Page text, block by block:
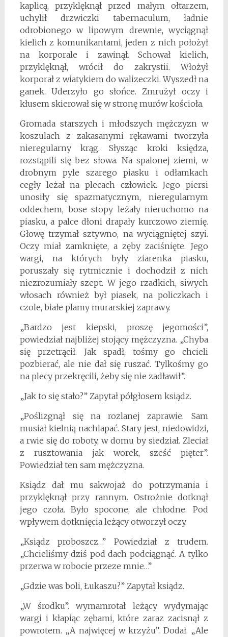
kaplicą, przyklęknął przed małym ołtarzem,
uchylił drzwiczki tabernaculum, ładnie
odrobionego w lipowym drewnie, wyciągnął
kielich z komunikantami, jeden z nich położył
na korporale i zawinął. Schował kielich,
przyklęknął, wrócił do zakrystii. Włożył
korporał z wiatykiem do walizeczki. Wyszedł na
ganek. Uderzyło go słońce. Zmrużył oczy i
kłusem skierował się w stronę murów kościoła.
Gromada starszych i młodszych mężczyzn w
koszulach z zakasanymi rękawami tworzyła
nieregularny krąg. Słysząc kroki księdza,
rozstąpili się bez słowa. Na spalonej ziemi, w
drobnym pyle szarego piasku i odłamkach
cegły leżał na plecach człowiek. Jego piersi
unosiły się spazmatycznym, nieregularnym
oddechem, bose stopy leżały nieruchomo na
piasku, a palce dłoni drapały kurczowo ziemię.
Głowę trzymał sztywno, na wyciągniętej szyi.
Oczy miał zamknięte, a zęby zaciśnięte. Jego
wargi, na których były ziarenka piasku,
poruszały się rytmicznie i dochodził z nich
niezrozumiały szept. W jego rzadkich, siwych
włosach również był piasek, na policzkach i
czole, białe plamy murarskiej zaprawy.
„Bardzo jest kiepski, proszę jegomości”,
powiedział najbliżej stojący mężczyzna. „Chyba
się przetrącił. Jak spadł, tośmy go chcieli
pozbierać, ale nie dał się ruszać. Tylkośmy go
na plecy przekręcili, żeby się nie zadławił”.
„Jak to się stało?” Zapytał półgłosem ksiądz.
„Poślizgnął się na rozlanej zaprawie. Sam
musiał kielnią nachlapać. Stary jest, niedowidzi,
a rwie się do roboty, w domu by siedział. Zleciał
z rusztowania jak worek, sześć pięter”.
Powiedział ten sam mężczyzna.
Ksiądz dał mu sakwojaż do potrzymania i
przyklęknął przy rannym. Ostrożnie dotknął
jego czoła. Było spocone, ale chłodne. Pod
wpływem dotknięcia leżący otworzył oczy.
„Ksiądz proboszcz…” Powiedział z trudem.
„Chcieliśmy dziś pod dach podciągnąć. A tylko
przerwa w robocie przeze mnie…”
„Gdzie was boli, Łukaszu?” Zapytał ksiądz.
„W środku”. wymamrotał leżący wydymając
wargi i kłapiąc zębami, które zaraz zacisnął z
powrotem. „A najwięcej w krzyżu”. Dodał. „Ale